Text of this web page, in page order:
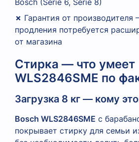
✗ Гарантия от производителя
продления потребуется
от магазина
Стирка — что умеет
WLS2846SME по
Загрузка 8 кг — кому
Bosch WLS2846SME с
покрывает стирку для семьи